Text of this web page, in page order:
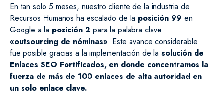
En tan solo 5 meses, nuestro cliente de la industria de
Recursos Humanos ha escalado de la posición 99 en
Google a la posición 2 para la palabra clave
«outsourcing de nóminas». Este avance considerable
fue posible gracias a la implementación de la solución de
Enlaces SEO Fortificados, en donde concentramos la
fuerza de más de 100 enlaces de alta autoridad en
un solo enlace clave.